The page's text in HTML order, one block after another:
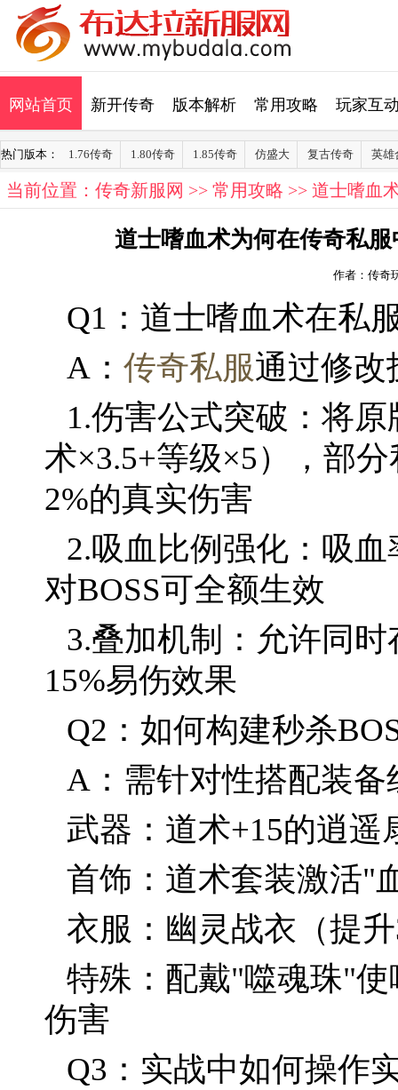
网站首页 新开传奇 版本解析 常用攻略 玩家互
热门版本： 1.76传奇 1.80传奇 1.85传奇 仿盛大 复古传奇 英雄
当前位置： 传奇新服网 >> 常用攻略 >> 道士嗜血
道士嗜血术为何在传奇私
作者：传奇
Q1：道士嗜血术在私
A： 传奇私服通过修改
1.伤害公式突破：将
术×3.5+等级×5），部
2%的真实伤害
2.吸血比例强化：吸血
对BOSS可全额生效
3.叠加机制：允许同
15%易伤效果
Q2：如何构建秒杀
A：需针对性搭配装备
武器：道术+15的逍遥
首饰：道术套装激活"
衣服：幽灵战衣（提
特殊：配戴"噬魂珠"
伤害
Q3：实战中如何操作